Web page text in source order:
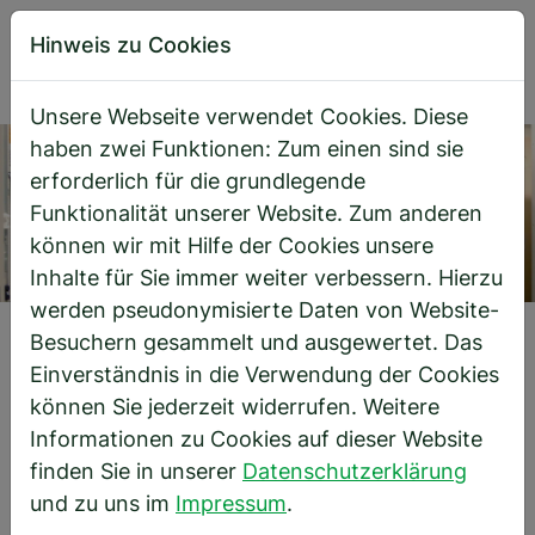
Direkt zur Hauptnavigation springen
Direkt zum Inhalt springen
Startseite
Leistungen Schaltanlagen
Schaltanlagen
Hinweis zu Cookies
Unsere Webseite verwendet Cookies. Diese
haben zwei Funktionen: Zum einen sind sie
erforderlich für die grundlegende
Funktionalität unserer Website. Zum anderen
können wir mit Hilfe der Cookies unsere
Inhalte für Sie immer weiter verbessern. Hierzu
werden pseudonymisierte Daten von Website-
Besuchern gesammelt und ausgewertet. Das
Einverständnis in die Verwendung der Cookies
können Sie jederzeit widerrufen. Weitere
Informationen zu Cookies auf dieser Website
finden Sie in unserer Datenschutzerklärung
und zu uns im Impressum.